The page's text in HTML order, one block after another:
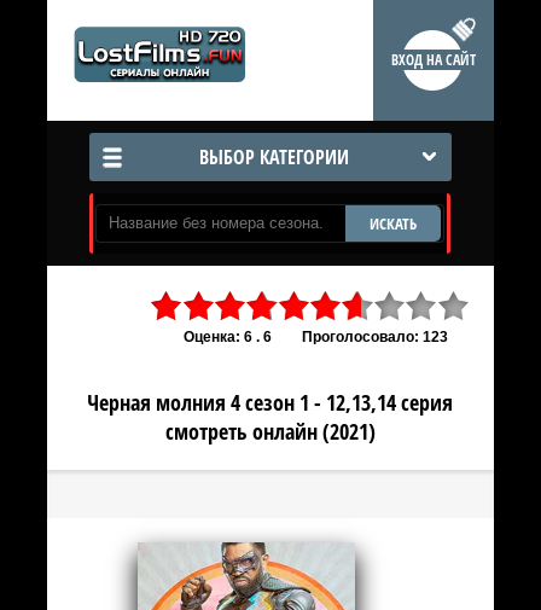
ВХОД НА САЙТ
ВЫБОР КАТЕГОРИИ
ИСКАТЬ
Оценка: 6 . 6 Проголосовало: 123
Черная молния 4 сезон 1 - 12,13,14 серия
смотреть онлайн (2021)